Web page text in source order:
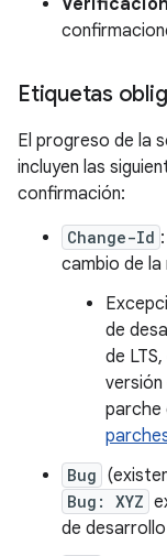
Etiquetas
El progreso de la
incluyen las
confirmación:
Change-Id
cambio de
de
de
parche
Bug
Bug: XYZ
de